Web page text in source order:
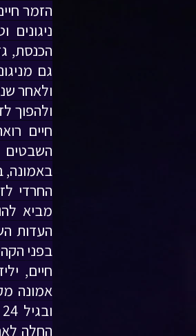
הזמר
הכנסת,
גם
ולאחר
ולהפוך
חיים
השבטים
באמונה,
החרדי
מביא
העדות
בפני
אמונה
החלה